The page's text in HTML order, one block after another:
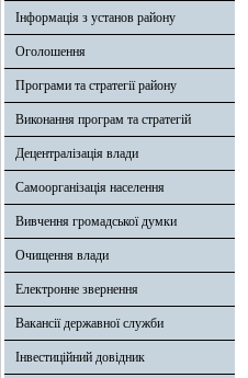
Інформація з установ району
Оголошення
Програми та стратегії району
Виконання програм та стратегій
Децентралізація влади
Самоорганізація населення
Вивчення громадської думки
Очищення влади
Електронне звернення
Вакансії державної служби
Інвестиційний довідник